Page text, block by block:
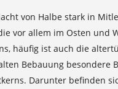
von Halbe stark in
vor allem im Osten und
häufig ist auch die
Bebauung besondere
Darunter befinden